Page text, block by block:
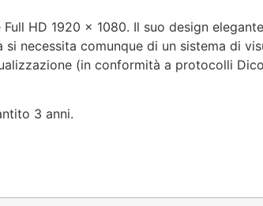
HD 1920 x 1080. Il suo design
necessita comunque di un sistema di
(in conformità a protocolli
3 anni.